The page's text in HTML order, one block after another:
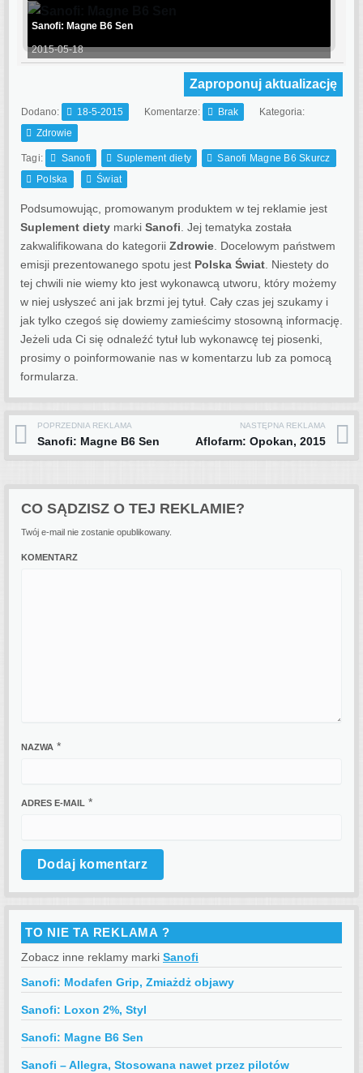
Sanofi: Magne B6 Sen
2015-05-18
Zaproponuj aktualizację
Dodano: 18-5-2015 Komentarze: Brak
Kategoria:
Zdrowie
Tagi: Sanofi Suplement diety
Sanofi Magne B6 Skurcz
Polska
Świat
Podsumowując, promowanym produktem w tej reklamie jest
Suplement diety marki Sanofi . Jej tematyka została
zakwalifikowana do kategorii Zdrowie . Docelowym państwem
emisji prezentowanego spotu jest Polska Świat Niestety do
tej chwili nie wiemy kto jest wykonawcą utworu, który możemy
w niej usłyszeć ani jak brzmi jej tytuł. Cały czas jej szukamy i
jak tylko czegoś się dowiemy zamieścimy stosowną informację.
Jeżeli uda Ci się odnaleźć tytuł lub wykonawcę tej piosenki,
prosimy o poinformowanie nas w komentarzu lub za pomocą
formularza.
Post navigation
POPRZEDNIA REKLAMA
Sanofi: Magne B6 Sen
NASTĘPNA REKLAMA
Aflofarm: Opokan, 2015
CO SĄDZISZ O TEJ REKLAMIE?
Twój e-mail nie zostanie opublikowany.
KOMENTARZ
NAZWA *
ADRES E-MAIL *
TO NIE TA REKLAMA ?
Zobacz inne reklamy marki Sanofi
Sanofi: Modafen Grip, Zmiażdż objawy
Sanofi: Loxon 2%, Styl
Sanofi: Magne B6 Sen
Sanofi – Allegra, Stosowana nawet przez pilotów